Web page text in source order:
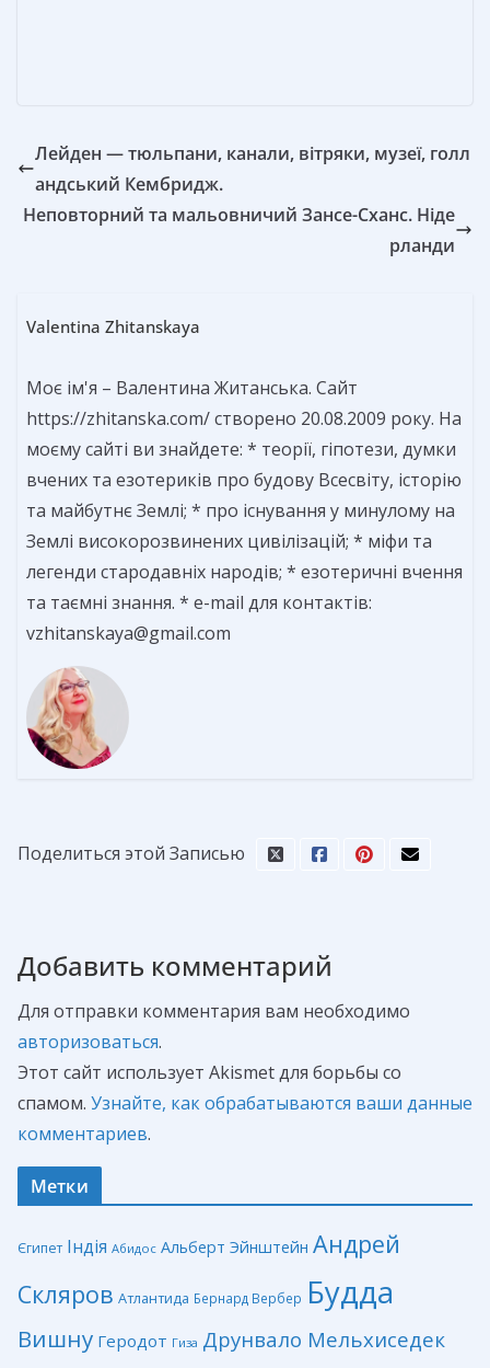
Лейден — тюльпани, канали, вітряки, музеї, голл
андський Кембридж.
Неповторний та мальовничий Зансе-Сханс. Ніде
рланди
Valentina Zhitanskaya
Моє ім'я – Валентина Житанська. Сайт
https://zhitanska.com/ створено 20.08.2009 року. На
моєму сайті ви знайдете: * теорії, гіпотези, думки
вчених та езотериків про будову Всесвіту, історію
та майбутнє Землі; * про існування у минулому на
Землі високорозвинених цивілізацій; * міфи та
легенди стародавніх народів; * езотеричні вчення
та таємні знання. * e-mail для контактів:
vzhitanskaya@gmail.com
Поделиться этой Записью
Добавить комментарий
Для отправки комментария вам необходимо
авторизоваться.
Этот сайт использует Akismet для борьбы со
спамом. Узнайте, как обрабатываются ваши данные
комментариев.
Метки
Єгипет Індія Абидос Альберт Эйнштейн Андрей
Скляров Атлантида Бернард Вербер Будда
Вишну Геродот Гиза Друнвало Мельхиседек